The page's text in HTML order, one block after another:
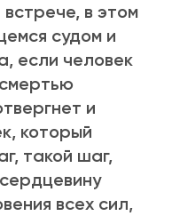
в этом
судом и
если человек
и
котоpый
такой шаг,
всех сил,